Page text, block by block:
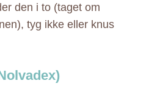
den i to (taget om
tyg ikke eller knus